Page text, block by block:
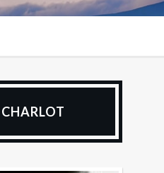
CHARLOT